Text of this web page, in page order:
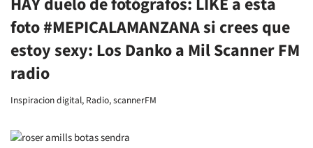
foto #MEPICALAMANZANA si crees que
estoy sexy: Los Danko a Mil Scanner FM
radio
Inspiracion digital, Radio,scannerFM